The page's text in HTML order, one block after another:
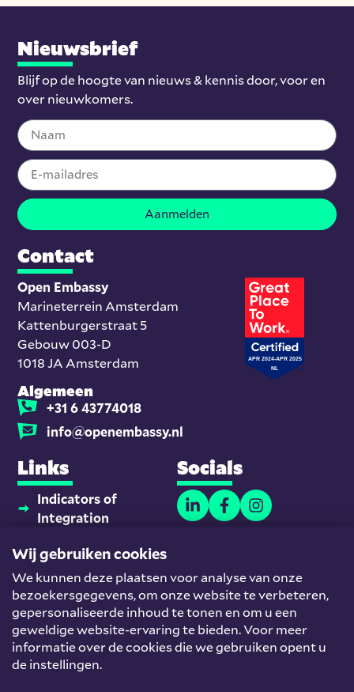
Nieuwsbrief
Blijf op de hoogte van nieuws & kennis door, voor en
over nieuwkomers.
Aanmelden
Contact
Open Embassy
Marineterrein Amsterdam
Kattenburgerstraat 5
Gebouw 003-D
1018 JA Amsterdam
Algemeen
+31 6 43774018
info@openembassy.nl
Links
Indicators of
Integration
Platform
Nieuwkomers en
Werk
Team
Helpdesk
Socials
Wij gebruiken cookies
We kunnen deze plaatsen voor analyse van onze
bezoekersgegevens, om onze website te verbeteren,
gepersonaliseerde inhoud te tonen en om u een
geweldige website-ervaring te bieden. Voor meer
informatie over de cookies die we gebruiken opent u
de instellingen.